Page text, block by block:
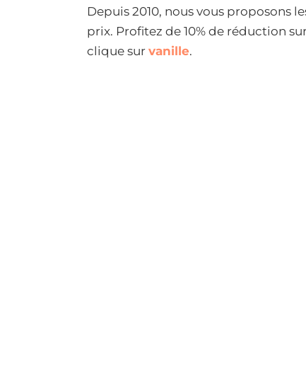
Depuis 2010, nous vous proposons
prix. Profitez de 10% de réduction
clique sur vanille.